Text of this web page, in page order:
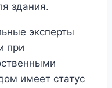
здания.
эксперты
при
имеет статус